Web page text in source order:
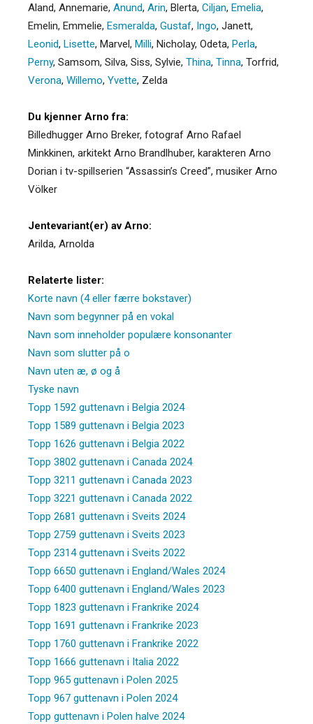
Aland, Annemarie, Anund, Arin, Blerta, Ciljan, Emelia,
Emelin, Emmelie, Esmeralda, Gustaf, Ingo, Janett,
Leonid, Lisette, Marvel, Milli, Nicholay, Odeta, Perla,
Perny, Samsom, Silva, Siss, Sylvie, Thina, Tinna, Torfrid,
Verona, Willemo, Yvette, Zelda
Du kjenner Arno fra:
Billedhugger Arno Breker, fotograf Arno Rafael
Minkkinen, arkitekt Arno Brandlhuber, karakteren Arno
Dorian i tv-spillserien “Assassin’s Creed”, musiker Arno
Völker
Jentevariant(er) av Arno:
Arilda, Arnolda
Relaterte lister:
Korte navn (4 eller færre bokstaver)
Navn som begynner på en vokal
Navn som inneholder populære konsonanter
Navn som slutter på o
Navn uten æ, ø og å
Tyske navn
Topp 1592 guttenavn i Belgia 2024
Topp 1589 guttenavn i Belgia 2023
Topp 1626 guttenavn i Belgia 2022
Topp 3802 guttenavn i Canada 2024
Topp 3211 guttenavn i Canada 2023
Topp 3221 guttenavn i Canada 2022
Topp 2681 guttenavn i Sveits 2024
Topp 2759 guttenavn i Sveits 2023
Topp 2314 guttenavn i Sveits 2022
Topp 6650 guttenavn i England/Wales 2024
Topp 6400 guttenavn i England/Wales 2023
Topp 1823 guttenavn i Frankrike 2024
Topp 1691 guttenavn i Frankrike 2023
Topp 1760 guttenavn i Frankrike 2022
Topp 1666 guttenavn i Italia 2022
Topp 965 guttenavn i Polen 2025
Topp 967 guttenavn i Polen 2024
Topp guttenavn i Polen halve 2024